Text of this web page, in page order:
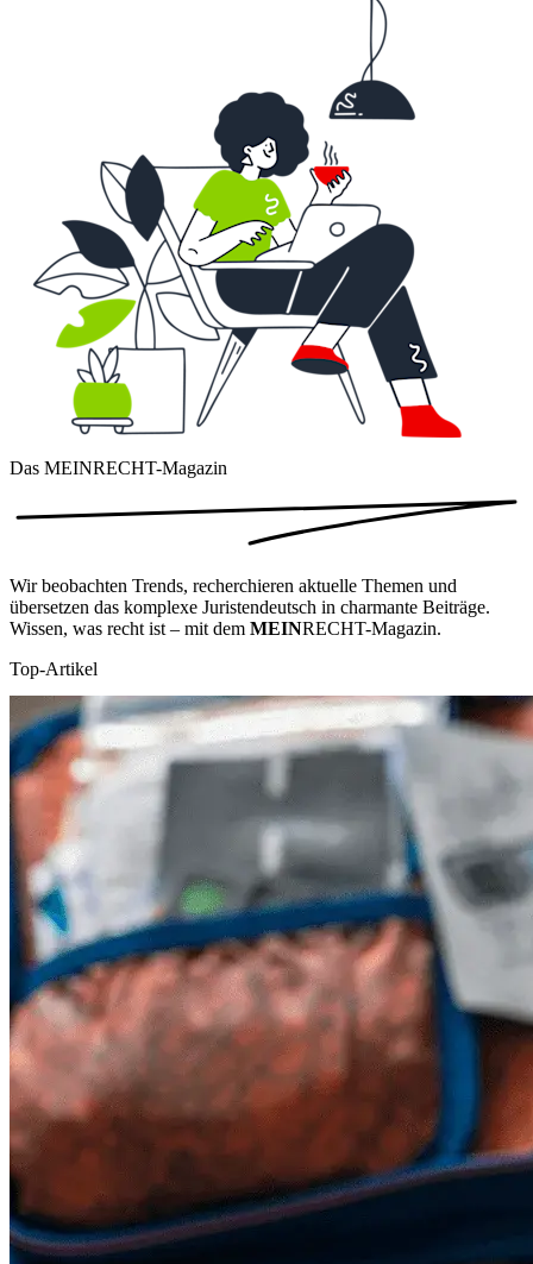
Das MEINRECHT-Magazin
Wir beobachten Trends, recherchieren aktuelle Themen und
übersetzen das komplexe Juristendeutsch in charmante Beiträge.
Wissen, was recht ist – mit dem MEINRECHT-Magazin.
Top-Artikel